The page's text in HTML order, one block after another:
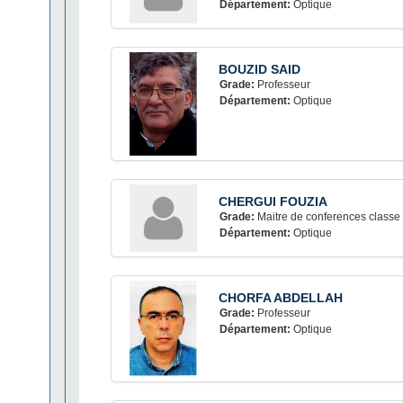
Département: Optique
BOUZID SAID
Grade: Professeur
Département: Optique
CHERGUI FOUZIA
Grade: Maitre de conferences classe
Département: Optique
CHORFA ABDELLAH
Grade: Professeur
Département: Optique